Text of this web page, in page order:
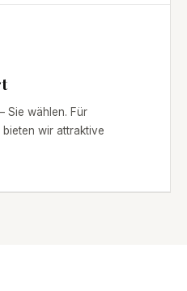
Sie wählen. Für
wir attraktive